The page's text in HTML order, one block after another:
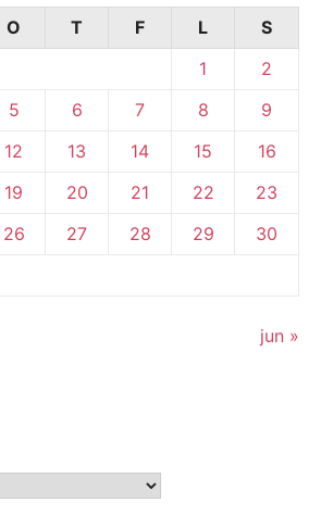
O T F L
S
1
2
5 6 7 8
9
12 13 14 15
16
19 20 21 22
23
26 27 28 29
30
jun »